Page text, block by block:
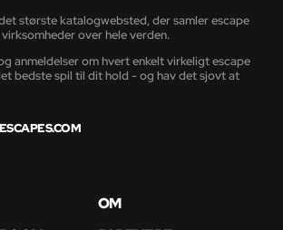
største katalogwebsted, der samler escape
over hele verden.
anmeldelser om hvert enkelt virkeligt escape
bedste spil til dit hold - og hav det sjovt at
OM